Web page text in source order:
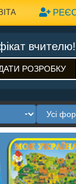
вчителю!
РОЗРОБКУ